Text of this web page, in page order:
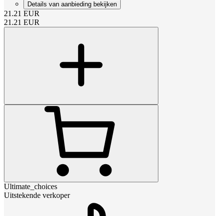
Details van aanbieding bekijken
21.21 EUR
21.21 EUR
Ultimate_choices
Uitstekende verkoper